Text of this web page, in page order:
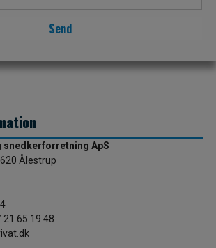
snedkerforretning ApS
Ålestrup​
21 65 19 48